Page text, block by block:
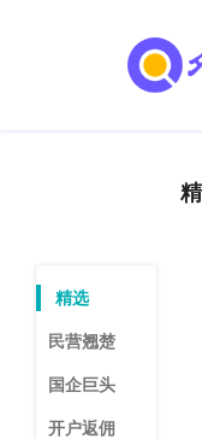
精选
民营翘楚
国企巨头
开户返佣